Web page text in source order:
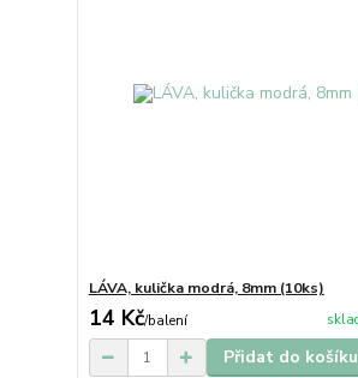
LÁVA, kulička modrá, 8mm (10ks)
14 Kč/balení
Přidat do košíku